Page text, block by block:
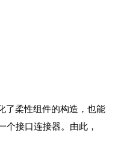
了柔性组件的构造，也能
接口连接器。由此，